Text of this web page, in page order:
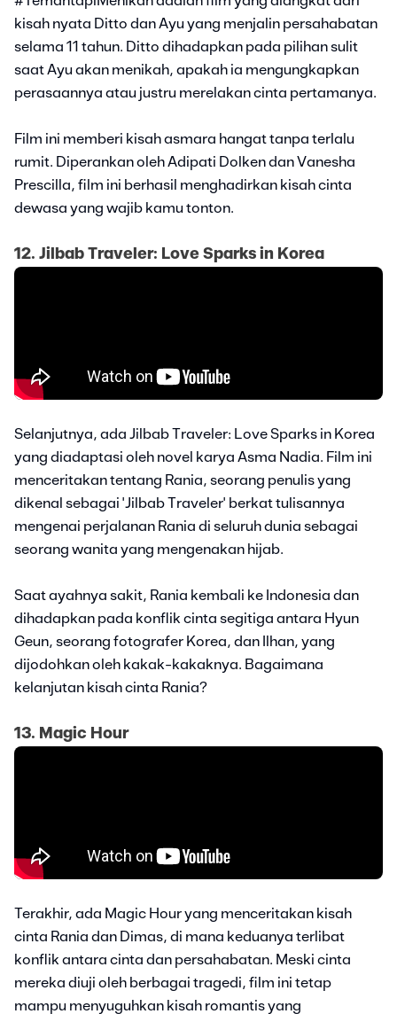
kisah nyata Ditto dan Ayu yang menjalin persahabatan
selama 11 tahun. Ditto dihadapkan pada pilihan sulit
saat Ayu akan menikah, apakah ia mengungkapkan
perasaannya atau justru merelakan cinta pertamanya.
Film ini memberi kisah asmara hangat tanpa terlalu
rumit. Diperankan oleh Adipati Dolken dan Vanesha
Prescilla, film ini berhasil menghadirkan kisah cinta
dewasa yang wajib kamu tonton.
12. Jilbab Traveler: Love Sparks in Korea
Selanjutnya, ada Jilbab Traveler: Love Sparks in Korea
yang diadaptasi oleh novel karya Asma Nadia. Film ini
menceritakan tentang Rania, seorang penulis yang
dikenal sebagai 'Jilbab Traveler' berkat tulisannya
mengenai perjalanan Rania di seluruh dunia sebagai
seorang wanita yang mengenakan hijab.
Saat ayahnya sakit, Rania kembali ke Indonesia dan
dihadapkan pada konflik cinta segitiga antara Hyun
Geun, seorang fotografer Korea, dan Ilhan, yang
dijodohkan oleh kakak-kakaknya. Bagaimana
kelanjutan kisah cinta Rania?
13. Magic Hour
Terakhir, ada Magic Hour yang menceritakan kisah
cinta Rania dan Dimas, di mana keduanya terlibat
konflik antara cinta dan persahabatan. Meski cinta
mereka diuji oleh berbagai tragedi, film ini tetap
mampu menyuguhkan kisah romantis yang